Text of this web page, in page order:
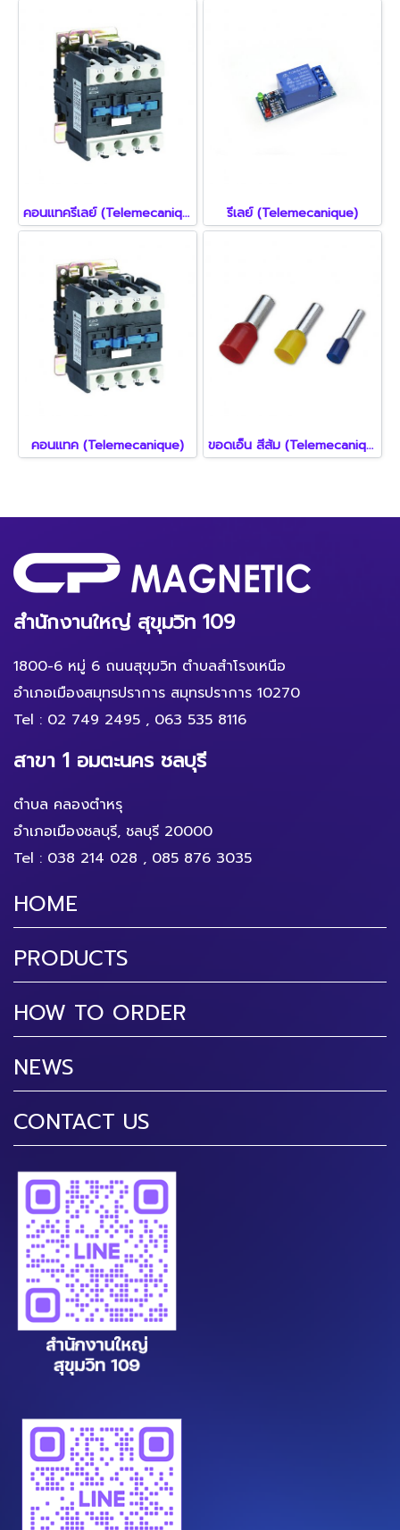
คอนแทครีเลย์ (Telemecanique) รีเลย์ (Telemecanique)
คอนแทค (Telemecanique) ขอดเอ็น สีส้ม (Telemecanique)
สำนักงานใหญ่ สุขุมวิท 109
1800-6 หมู่ 6 ถนนสุขุมวิท ตำบลสำโรงเหนือ
อำเภอเมืองสมุทรปราการ สมุทรปราการ 10270
Tel : 02 749 2495 , 063 535 8116
สาขา 1 อมตะนคร ชลบุรี
ตำบล คลองตำหรุ
อำเภอเมืองชลบุรี, ชลบุรี 20000
Tel : 038 214 028 , 085 876 3035
HOME
PRODUCTS
HOW TO ORDER
NEWS
CONTACT US